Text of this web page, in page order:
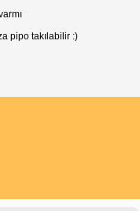
pipo takılabilir :)